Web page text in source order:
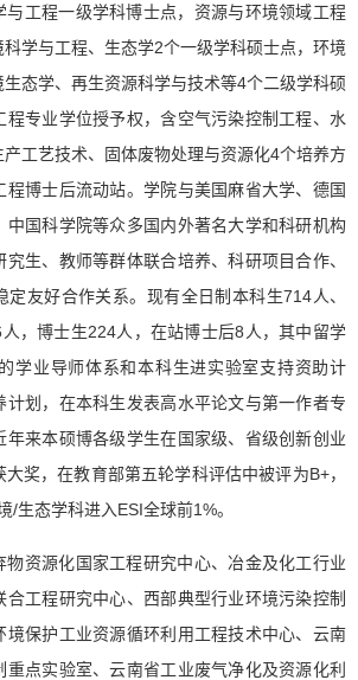
与工程一级学科博士点，资源与环境领域工程
学与工程、生态学2个一级学科硕士点，环境
态学、再生资源科学与技术等4个二级学科硕
程专业学位授予权，含空气污染控制工程、水
工艺技术、固体废物处理与资源化4个培养方
程博士后流动站。学院与美国麻省大学、德国
中国科学院等众多国内外著名大学和科研机构
生、教师等群体联合培养、科研项目合作、
友好合作关系。现有全日制本科生714人、
，博士生224人，在站博士后8人，其中留学
学业导师体系和本科生进实验室支持资助计
计划，在本科生发表高水平论文与第一作者专
年来本硕博各级学生在国家级、省级创新创业
奖，在教育部第五轮学科评估中被评为B+，
/生态学科进入ESI全球前1%。
物资源化国家工程研究中心、冶金及化工行业
合工程研究中心、西部典型行业环境污染控制
境保护工业资源循环利用工程技术中心、云南
重点实验室、云南省工业废气净化及资源化利